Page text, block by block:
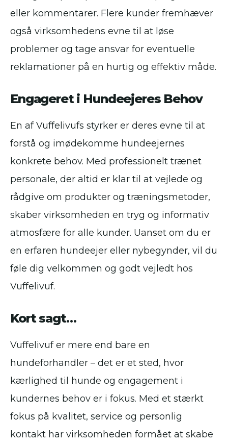
eller kommentarer. Flere kunder fremhæver
også virksomhedens evne til at løse
problemer og tage ansvar for eventuelle
reklamationer på en hurtig og effektiv måde.
Engageret i Hundeejeres Behov
En af Vuffelivufs styrker er deres evne til at
forstå og imødekomme hundeejernes
konkrete behov. Med professionelt trænet
personale, der altid er klar til at vejlede og
rådgive om produkter og træningsmetoder,
skaber virksomheden en tryg og informativ
atmosfære for alle kunder. Uanset om du er
en erfaren hundeejer eller nybegynder, vil du
føle dig velkommen og godt vejledt hos
Vuffelivuf.
Kort sagt…
Vuffelivuf er mere end bare en
hundeforhandler – det er et sted, hvor
kærlighed til hunde og engagement i
kundernes behov er i fokus. Med et stærkt
fokus på kvalitet, service og personlig
kontakt har virksomheden formået at skabe